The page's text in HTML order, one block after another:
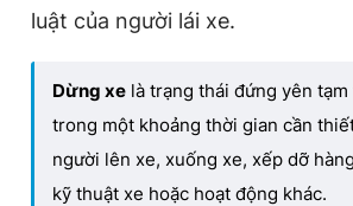
luật của người lái xe.
Dừng xe là trạng thái đứng yên
trong một khoảng thời gian cần
người lên xe, xuống xe, xếp dỡ
kỹ thuật xe hoặc hoạt động khác.